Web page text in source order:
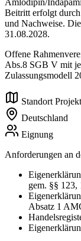
Amlodipin/
Beitritt erfolgt
und Nachweise.
31.08.2028.
Offene
Abs.8 SGB V mit
Zulassungsmodell
Standort Projekt
Deutschland
Eignung
Anforderungen an
gem. §§
Absatz 1